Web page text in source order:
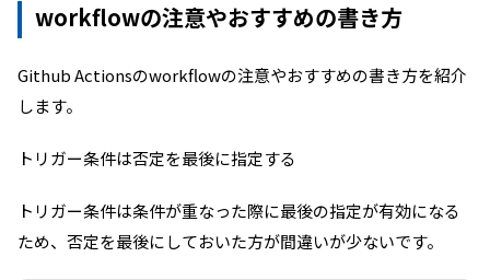
workflowの注意やおすすめの書き方
Github Actionsのworkflowの注意やおすすめの書き方を紹介
します。
トリガー条件は否定を最後に指定する
トリガー条件は条件が重なった際に最後の指定が有効になる
ため、否定を最後にしておいた方が間違いが少ないです。